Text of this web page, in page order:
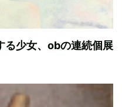
る少女、obの連続個展